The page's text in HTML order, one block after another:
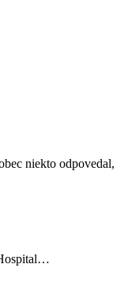
niekto odpovedal,